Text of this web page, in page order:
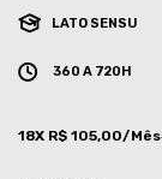
LATO SENSU
360 A 720H
18X R$ 105,00/Mês